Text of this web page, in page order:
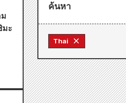
ค้นหา
Thai
มะ